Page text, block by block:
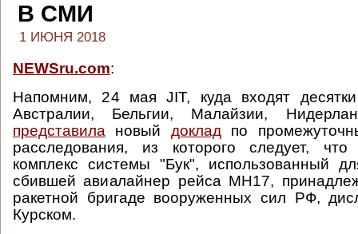
В СМИ
1 ИЮНЯ 2018
NEWSru.com:
Напомним, 24 мая JIT, куда входят
Австралии, Бельгии, Малайзии,
представила новый доклад по
расследования, из которого следует, что
комплекс системы "Бук", использованный
сбившей авиалайнер рейса MH17,
ракетной бригаде вооруженных сил РФ,
Курском.